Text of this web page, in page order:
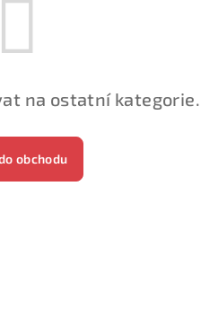
na ostatní kategorie.
obchodu